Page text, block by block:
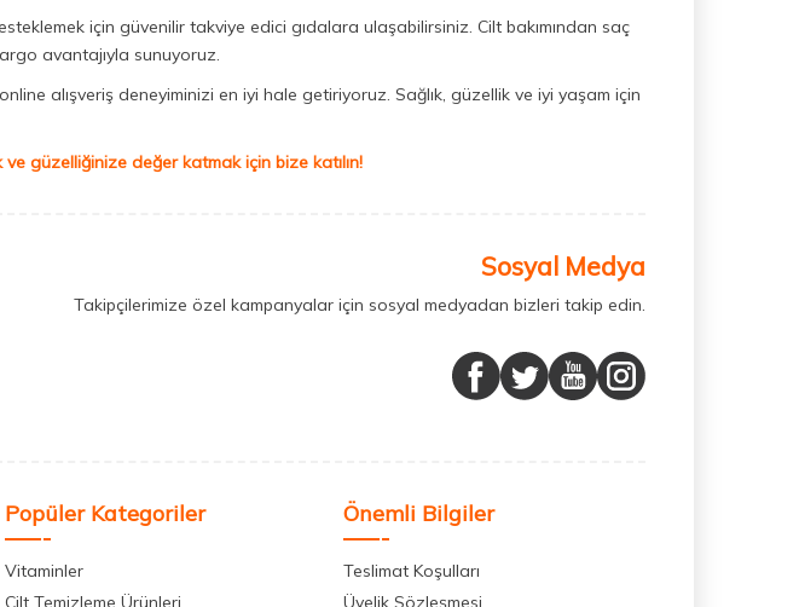
için güvenilir takviye edici gıdalara ulaşabilirsiniz. Cilt bakımından saç
avantajıyla sunuyoruz.
alışveriş deneyiminizi en iyi hale getiriyoruz. Sağlık, güzellik ve iyi yaşam için
ve güzelliğinize değer katmak için bize katılın!
Sosyal Medya
Takipçilerimize özel kampanyalar için sosyal medyadan bizleri takip edin.
Popüler Kategoriler
Vitaminler
Önemli Bilgiler
Teslimat Koşulları